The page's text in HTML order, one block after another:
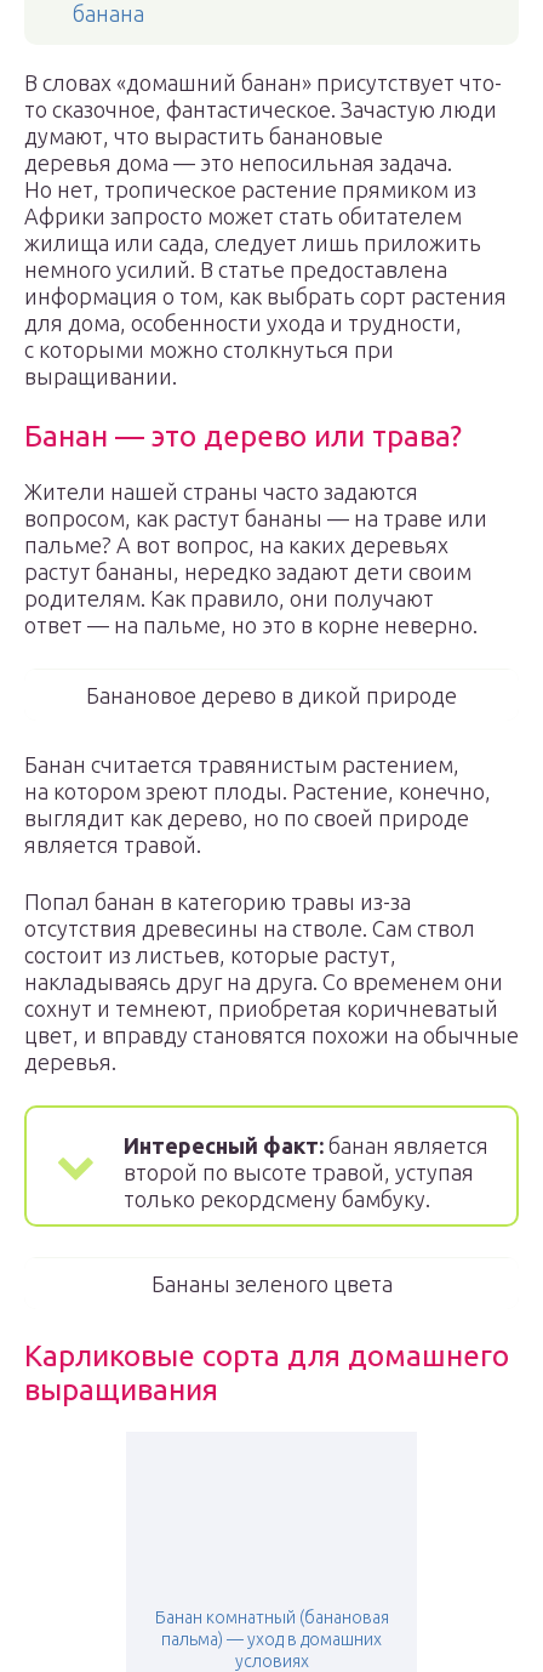
банана
В словах «домашний банан» присутствует что-
то сказочное, фантастическое. Зачастую люди
думают, что вырастить банановые
деревья дома — это непосильная задача.
Но нет, тропическое растение прямиком из
Африки запросто может стать обитателем
жилища или сада, следует лишь приложить
немного усилий. В статье предоставлена
информация о том, как выбрать сорт растения
для дома, особенности ухода и трудности,
с которыми можно столкнуться при
выращивании.
Банан — это дерево или трава?
Жители нашей страны часто задаются
вопросом, как растут бананы — на траве или
пальме? А вот вопрос, на каких деревьях
растут бананы, нередко задают дети своим
родителям. Как правило, они получают
ответ — на пальме, но это в корне неверно.
Банановое дерево в дикой природе
Банан считается травянистым растением,
на котором зреют плоды. Растение, конечно,
выглядит как дерево, но по своей природе
является травой.
Попал банан в категорию травы из-за
отсутствия древесины на стволе. Сам ствол
состоит из листьев, которые растут,
накладываясь друг на друга. Со временем они
сохнут и темнеют, приобретая коричневатый
цвет, и вправду становятся похожи на обычные
деревья.
Интересный факт: банан является
второй по высоте травой, уступая
только рекордсмену бамбуку.
Бананы зеленого цвета
Карликовые сорта для домашнего
выращивания
Банан комнатный (банановая
пальма) — уход в домашних
условиях